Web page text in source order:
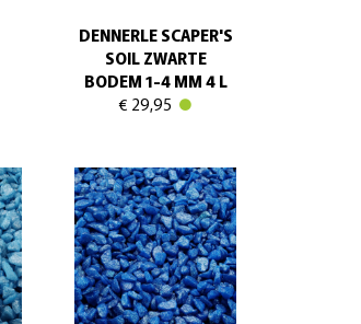
DENNERLE SCAPER'S
SOIL ZWARTE
BODEM 1-4 MM 4 L
€ 29,95